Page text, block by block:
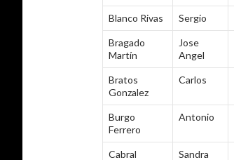
Blanco Rivas Sergio
Bragado
Martín
Jose
Angel
Bratos
Gonzalez
Carlos
Burgo
Ferrero
Antonio
Cabral Sandra